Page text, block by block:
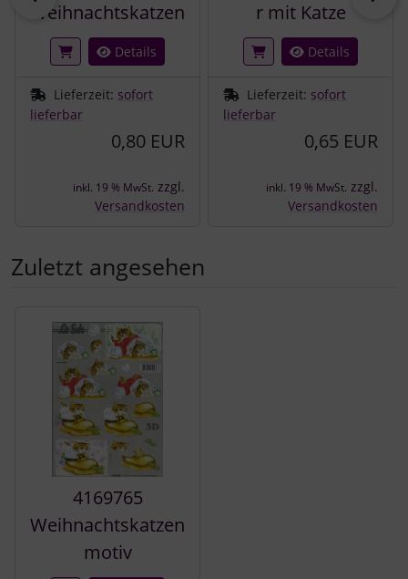
Weihnachtskatzen
Details
Lieferzeit: sofort
lieferbar
0,80 EUR
inkl. 19 % MwSt. zzgl.
Versandkosten
r mit Katze
Details
Lieferzeit: sofort
lieferbar
0,65 EUR
inkl. 19 % MwSt. zzgl.
Versandkosten
Zuletzt angesehen
4169765
Weihnachtskatzen
motiv